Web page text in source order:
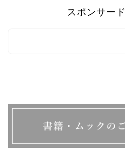
スポンサード